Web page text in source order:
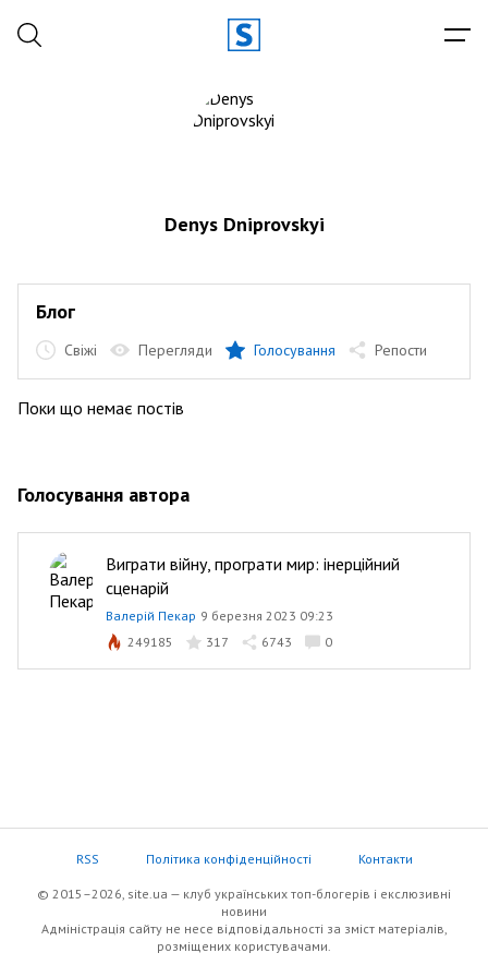
Denys Dniprovskyi
Блог
Свіжі Перегляди Голосування Репости
Поки що немає постів
Голосування автора
Виграти війну, програти мир: інерційний
сценарій
Валерій Пекар 9 березня 2023 09:23
249185
317 6743 0
RSS Політика конфіденційності Контакти
© 2015–2026, site.ua — клуб українських топ-блогерів i екслюзивнi
новини
Адміністрація сайту не несе відповідальності за зміст матеріалів,
розміщених користувачами.